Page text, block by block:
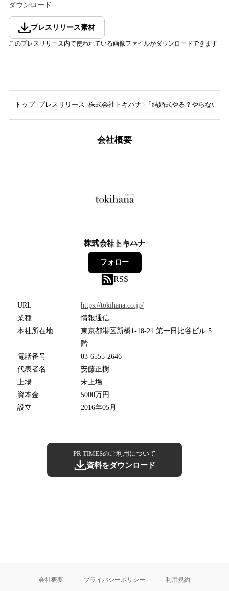
ダウンロード
プレスリリース素材
このプレスリリース内で使われている画像ファイルがダウンロードできます
トップ プレスリリース 株式会社トキハナ 「結婚式やる？やらない
会社概要
株式会社トキハナ
31フォロワー
フォロー
RSS
URL
https://tokihana.co.jp/
業種
情報通信
本社所在地
東京都港区新橋1-18-21 第一日比谷ビル 5
階
電話番号
03-6555-2646
代表者名
安藤正樹
上場
未上場
資本金
5000万円
設立
2016年05月
PR TIMESのご利用について
資料をダウンロード
会社概要 プライバシーポリシー 利用規約